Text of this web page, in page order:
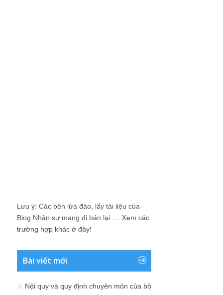
Lưu ý: Các bên lừa đảo, lấy tài liệu của
Blog Nhân sự mang đi bán lại .... Xem các
trường hợp khác ở đây!
Bài viết mới
Nội quy và quy định chuyên môn của bộ